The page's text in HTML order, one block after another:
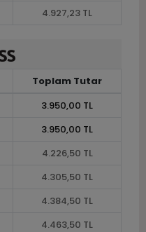
4.927,23 TL
Toplam Tutar
3.950,00 TL
3.950,00 TL
4.226,50 TL
4.305,50 TL
4.384,50 TL
4.463,50 TL